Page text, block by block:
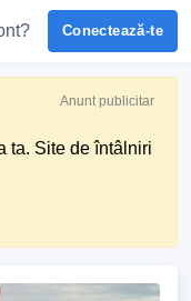
Conectează-te
Anunt publicitar
ta. Site de întâlniri